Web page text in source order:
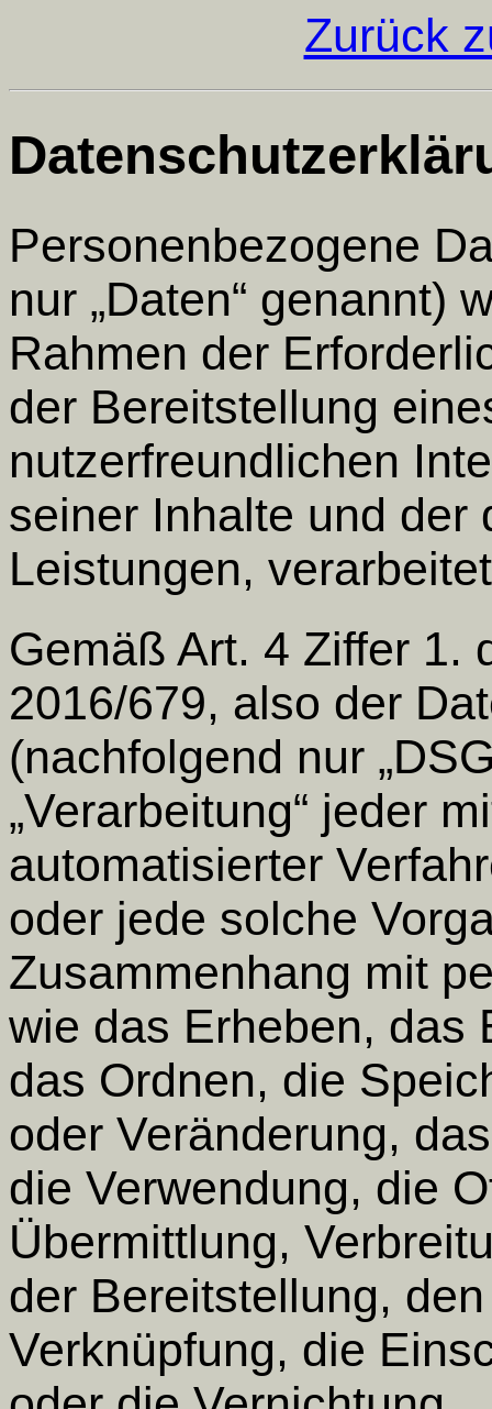
Zurück
Personenbezogene
nur „Daten“ genannt)
Rahmen der
der Bereitstellung
nutzerfreundlichen
seiner Inhalte und der
Leistungen,
Gemäß Art. 4 Ziffer 1.
2016/679, also der
(nachfolgend nur
„Verarbeitung“ jeder
automatisierter
oder jede solche
Zusammenhang mit
wie das Erheben, das
das Ordnen, die
oder Veränderung,
die Verwendung, die
Übermittlung,
der Bereitstellung,
Verknüpfung, die